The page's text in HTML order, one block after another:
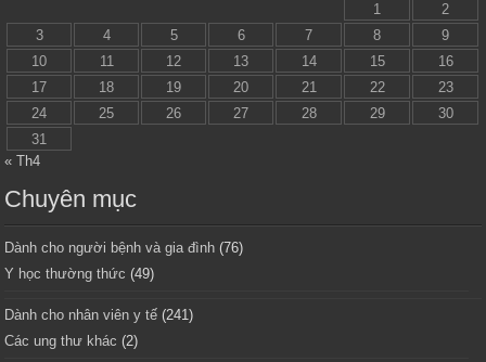
1
2
3
4 5 6 7 8
9
10
11 12 13 14 15
16
17
18 19 20 21 22
23
24
25 26 27 28 29
30
31
« Th4
Chuyên mục
Dành cho người bệnh và gia đình (76)
Y học thường thức (49)
Dành cho nhân viên y tế (241)
Các ung thư khác (2)